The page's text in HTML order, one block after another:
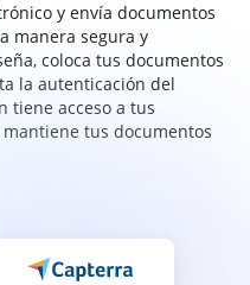
y envía documentos
manera segura y
coloca tus documentos
la autenticación del
tiene acceso a tus
tus documentos